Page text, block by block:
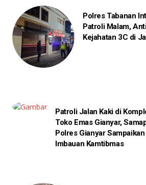
Polres Tabanan
Patroli Malam,
Kejahatan 3C di
Patroli Jalan Kaki di
Toko Emas Gianyar,
Polres Gianyar Sampaikan
Imbauan Kamtibmas